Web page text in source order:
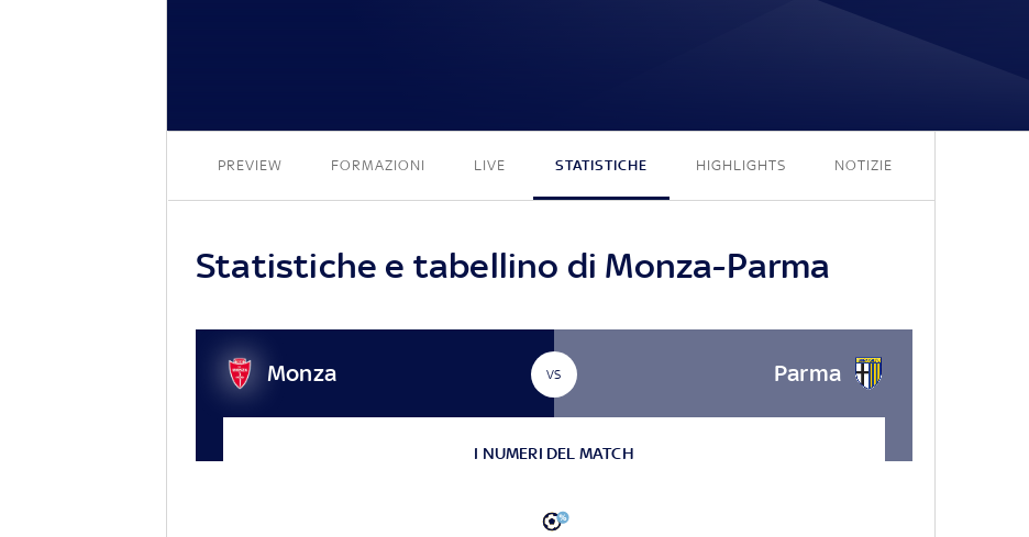
PREVIEW FORMAZIONI LIVE STATISTICHE HIGHLIGHTS NOTIZIE
Statistiche e tabellino di Monza-Parma
Monza VS Parma
I NUMERI DEL MATCH